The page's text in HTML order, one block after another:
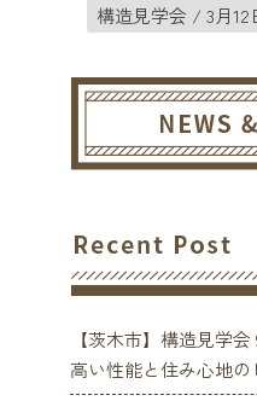
構造見学会 / 3月12
【茨木市】構造見学会
高い性能と住み心地の